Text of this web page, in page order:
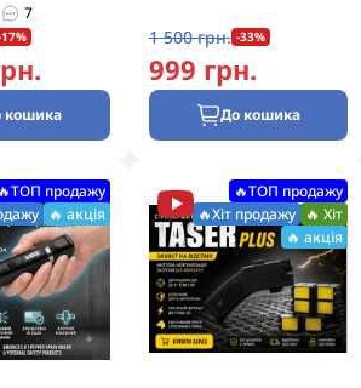
7
кошика
1 500 грн. -33%
999 грн.
До кошика
🔥ТОП продажу
🔥 акція
🔥ТОП продажу
🔥Хіт продажу
🔥 Хіт
🔥 акція